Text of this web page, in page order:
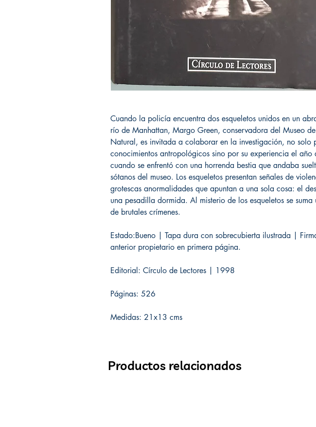
Cuando la policía encuentra dos esqueletos unidos en un
río de Manhattan, Margo Green, conservadora del Museo
Natural, es invitada a colaborar en la investigación, no solo
conocimientos antropológicos sino por su experiencia el año
cuando se enfrentó con una horrenda bestia que andaba
sótanos del museo. Los esqueletos presentan señales de
grotescas anormalidades que apuntan a una sola cosa: el
una pesadilla dormida. Al misterio de los esqueletos se suma
de brutales crímenes.
Estado:Bueno | Tapa dura con sobrecubierta ilustrada |
anterior propietario en primera página.
Editorial: Círculo de Lectores | 1998
Páginas: 526
Medidas: 21x13 cms
Productos relacionados